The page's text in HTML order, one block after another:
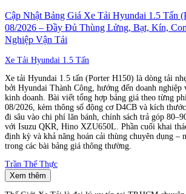
Cập Nhật Bảng Giá Xe Tải Hyundai 1.5 Tấn
08/2026 – Đầy Đủ Thùng Lửng, Bạt, Kín,
Nghiệp Vận Tải
Xe Tải Hyundai 1.5 Tấn
Xe tải Hyundai 1.5 tấn (Porter H150) là dòng tải
bởi Hyundai Thành Công, hướng đến doanh nghiệp
kinh doanh. Bài viết tổng hợp bảng giá theo từng
08/2026, kèm thông số động cơ D4CB và kích
đi sâu vào chi phí lăn bánh, chính sách trả góp
với Isuzu QKR, Hino XZU650L. Phần cuối khai
định kỳ và khả năng hoán cải thùng chuyên dụng –
trong các bài bảng giá thông thường.
Trần Thế Thực
Xem thêm